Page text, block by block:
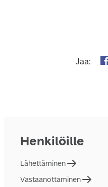
Jaa:
Henkilöille
Lähettäminen
Vastaanottaminen